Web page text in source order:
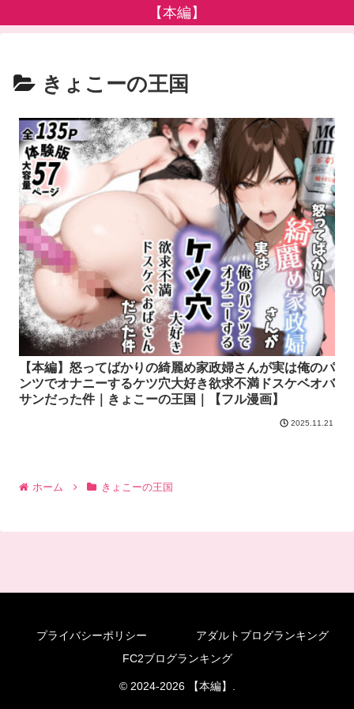
【本編】
きょこーの王国
【本編】怒ってばかりの綺麗め家政婦さんが実は俺のパ
ンツでオナニーするケツ穴大好き欲求不満ドスケベオバ
サンだった件｜きょこーの王国｜【フル漫画】
2025.11.21
ホーム きょこーの王国
プライバシーポリシー
アダルトブログランキング
FC2ブログランキング
© 2024-2026 【本編】.